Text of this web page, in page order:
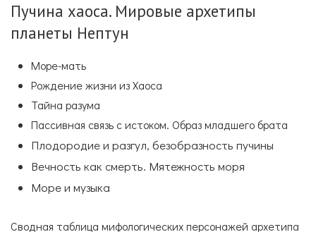
Пучина хаоса. Мировые архетипы
планеты Нептун
Море-мать
Рождение жизни из Хаоса
Тайна разума
Пассивная связь с истоком. Образ младшего брата
Плодородие и разгул, безобразность пучины
Вечность как смерть. Мятежность моря
Море и музыка
Сводная таблица мифологических персонажей архетипа